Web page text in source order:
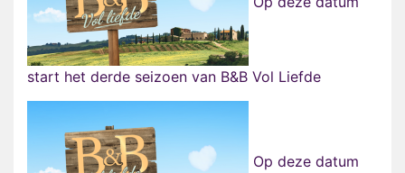
start het derde seizoen van B&B Vol Liefde
Op deze datum